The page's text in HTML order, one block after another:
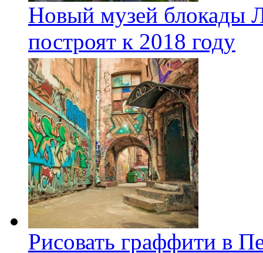
Новый музей блокады
построят к 2018 году
Рисовать граффити в